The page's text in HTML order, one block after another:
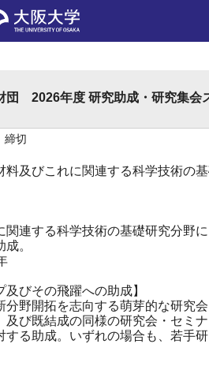
団 2026年度 研究助成・研究集会
締切
料及びこれに関連する科学技術の
関連する科学技術の基礎研究分野
。
及びその飛躍への助成】
分野開拓を志向する萌芽的な研究
及び既結成の同様の研究会・セミ
する助成。いずれの場合も、若手